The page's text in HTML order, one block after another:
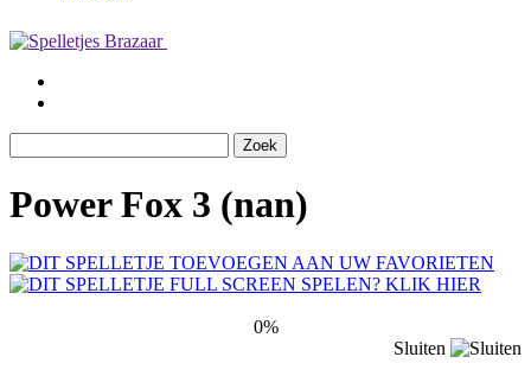
Power Fox 3 (nan)
0%
Sluiten